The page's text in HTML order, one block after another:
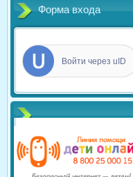
Форма входа
Войти через uID